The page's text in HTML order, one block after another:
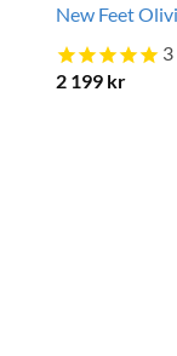
New Feet
3
2 199 kr